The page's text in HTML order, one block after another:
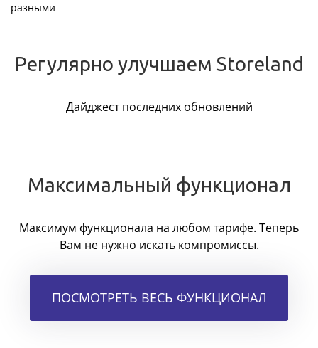
разными
Регулярно улучшаем Storeland
Дайджест последних обновлений
Максимальный функционал
Максимум функционала на любом тарифе. Теперь
Вам не нужно искать компромиссы.
ПОСМОТРЕТЬ ВЕСЬ ФУНКЦИОНАЛ